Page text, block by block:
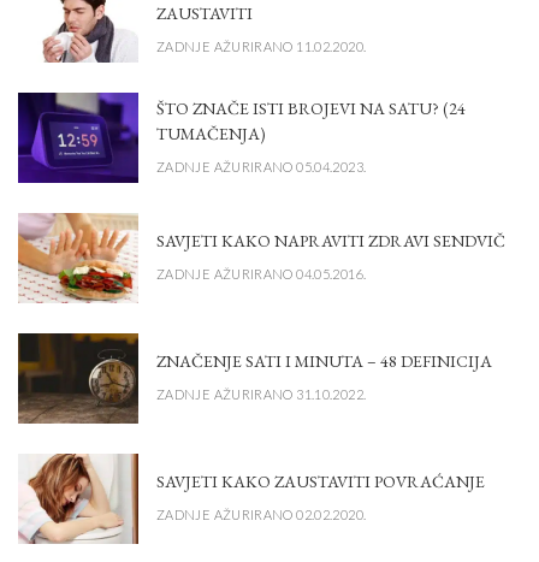
ZAUSTAVITI
ZADNJE AŽURIRANO 11.02.2020.
ŠTO ZNAČE ISTI BROJEVI NA SATU? (24
TUMAČENJA)
ZADNJE AŽURIRANO 05.04.2023.
SAVJETI KAKO NAPRAVITI ZDRAVI SENDVIČ
ZADNJE AŽURIRANO 04.05.2016.
ZNAČENJE SATI I MINUTA – 48 DEFINICIJA
ZADNJE AŽURIRANO 31.10.2022.
SAVJETI KAKO ZAUSTAVITI POVRAĆANJE
ZADNJE AŽURIRANO 02.02.2020.